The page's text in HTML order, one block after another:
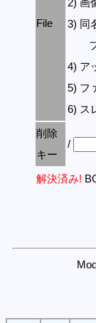
File
3) 同
フ
4) ア
5) フ
6) ス
削除
キー
/
解決済み!